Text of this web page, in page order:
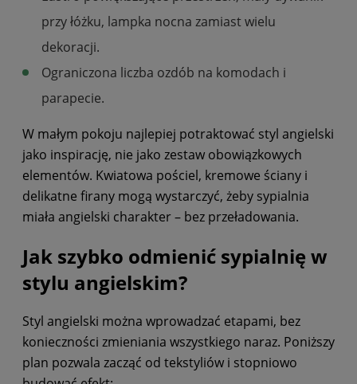
przy łóżku, lampka nocna zamiast wielu
dekoracji.
Ograniczona liczba ozdób na komodach i
parapecie.
W małym pokoju najlepiej potraktować styl angielski
jako inspirację, nie jako zestaw obowiązkowych
elementów. Kwiatowa pościel, kremowe ściany i
delikatne firany mogą wystarczyć, żeby sypialnia
miała angielski charakter – bez przeładowania.
Jak szybko odmienić sypialnię w
stylu angielskim?
Styl angielski można wprowadzać etapami, bez
konieczności zmieniania wszystkiego naraz. Poniższy
plan pozwala zacząć od tekstyliów i stopniowo